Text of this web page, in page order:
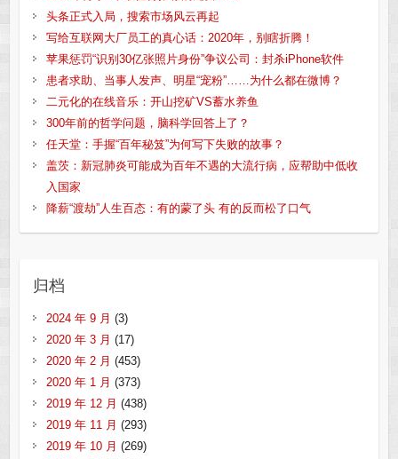
头条正式入局，搜索市场风云再起
写给互联网大厂员工的真心话：2020年，别瞎折腾！
苹果惩罚“识别30亿张照片身份”争议公司：封杀iPhone软件
患者求助、当事人发声、明星“宠粉”……为什么都在微博？
二元化的在线音乐：开山挖矿VS蓄水养鱼
300年前的哲学问题，脑科学回答上了？
任天堂：手握“百年秘笈”为何写下失败的故事？
盖茨：新冠肺炎可能成为百年不遇的大流行病，应帮助中低收
入国家
降薪“渡劫”人生百态：有的蒙了头 有的反而松了口气
归档
2024 年 9 月 (3)
2020 年 3 月 (17)
2020 年 2 月 (453)
2020 年 1 月 (373)
2019 年 12 月 (438)
2019 年 11 月 (293)
2019 年 10 月 (269)